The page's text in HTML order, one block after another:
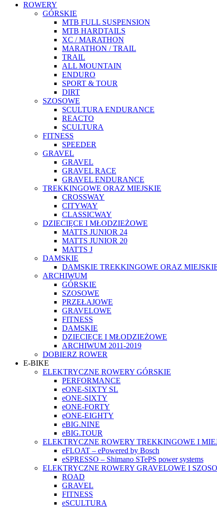
ROWERY
GÓRSKIE
MTB FULL SUSPENSION
MTB HARDTAILS
XC / MARATHON
MARATHON / TRAIL
TRAIL
ALL MOUNTAIN
ENDURO
SPORT & TOUR
DIRT
SZOSOWE
SCULTURA ENDURANCE
REACTO
SCULTURA
FITNESS
SPEEDER
GRAVEL
GRAVEL
GRAVEL RACE
GRAVEL ENDURANCE
TREKKINGOWE ORAZ MIEJSKIE
CROSSWAY
CITYWAY
CLASSICWAY
DZIECIĘCE I MŁODZIEŻOWE
MATTS JUNIOR 24
MATTS JUNIOR 20
MATTS J
DAMSKIE
DAMSKIE TREKKINGOWE ORAZ
ARCHIWUM
GÓRSKIE
SZOSOWE
PRZEŁAJOWE
GRAVELOWE
FITNESS
DAMSKIE
DZIECIĘCE I MŁODZIEŻOWE
ARCHIWUM 2011-2019
DOBIERZ ROWER
E-BIKE
ELEKTRYCZNE ROWERY GÓRSKIE
PERFORMANCE
eONE-SIXTY SL
eONE-SIXTY
eONE-FORTY
eONE-EIGHTY
eBIG.NINE
eBIG.TOUR
ELEKTRYCZNE ROWERY TREKKINGOWE I
eFLOAT – ePowered by Bosch
eSPRESSO – Shimano STePS power systems
ELEKTRYCZNE ROWERY GRAVELOWE I
ROAD
GRAVEL
FITNESS
eSCULTURA